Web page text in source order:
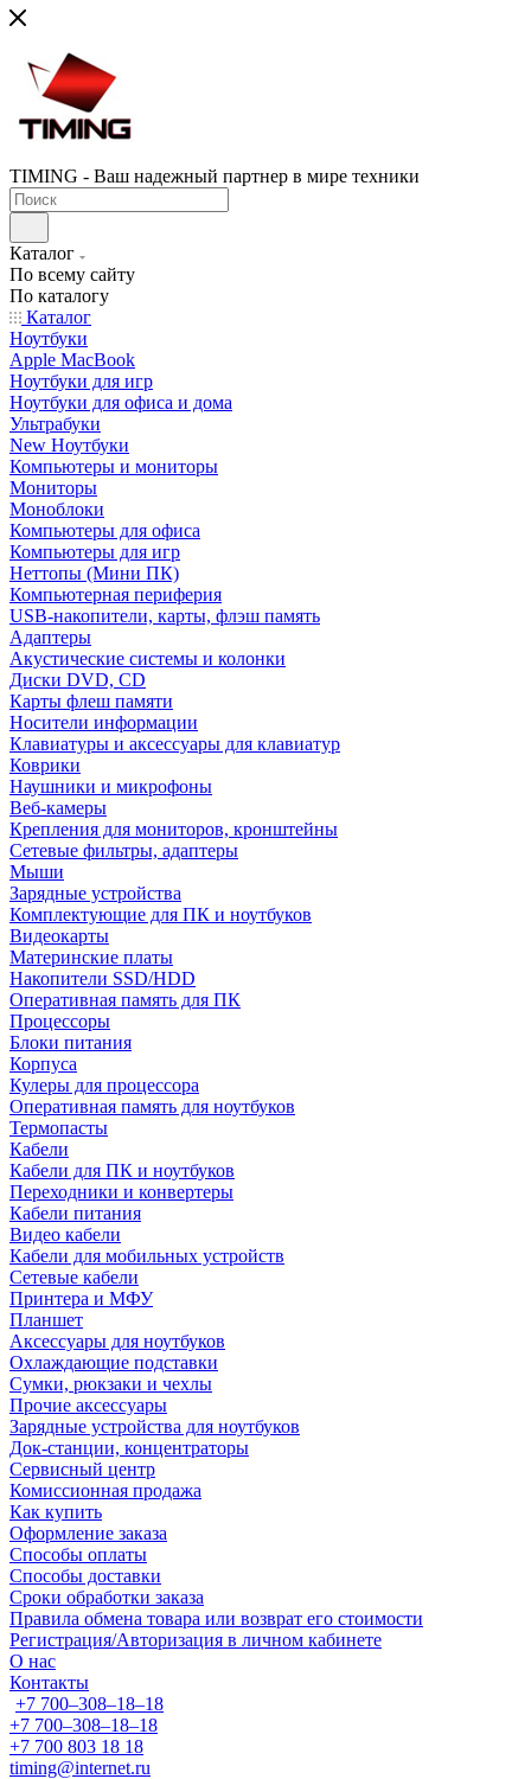
TIMING - Ваш надежный партнер в мире техники
Каталог
По всему сайту
По каталогу
Каталог
Ноутбуки
Apple MacBook
Ноутбуки для игр
Ноутбуки для офиса и дома
Ультрабуки
New Ноутбуки
Компьютеры и мониторы
Мониторы
Моноблоки
Компьютеры для офиса
Компьютеры для игр
Неттопы (Мини ПК)
Компьютерная периферия
USB-накопители, карты, флэш память
Адаптеры
Акустические системы и колонки
Диски DVD, CD
Карты флеш памяти
Носители информации
Клавиатуры и аксессуары для клавиатур
Коврики
Наушники и микрофоны
Веб-камеры
Крепления для мониторов, кронштейны
Сетевые фильтры, адаптеры
Мыши
Зарядные устройства
Комплектующие для ПК и ноутбуков
Видеокарты
Материнские платы
Накопители SSD/HDD
Оперативная память для ПК
Процессоры
Блоки питания
Корпуса
Кулеры для процессора
Оперативная память для ноутбуков
Термопасты
Кабели
Кабели для ПК и ноутбуков
Переходники и конвертеры
Кабели питания
Видео кабели
Кабели для мобильных устройств
Сетевые кабели
Принтера и МФУ
Планшет
Аксессуары для ноутбуков
Охлаждающие подставки
Сумки, рюкзаки и чехлы
Прочие аксессуары
Зарядные устройства для ноутбуков
Док-станции, концентраторы
Сервисный центр
Комиссионная продажа
Как купить
Оформление заказа
Способы оплаты
Способы доставки
Сроки обработки заказа
Правила обмена товара или возврат его стоимости
Регистрация/Авторизация в личном кабинете
О нас
Контакты
+7 700‒308‒18‒18
+7 700‒308‒18‒18
+7 700 803 18 18
timing@internet.ru